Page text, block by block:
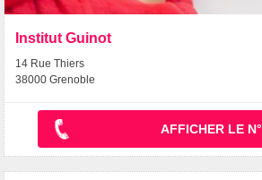
Institut Guinot
14 Rue Thiers
38000 Grenoble
AFFICHER LE N°